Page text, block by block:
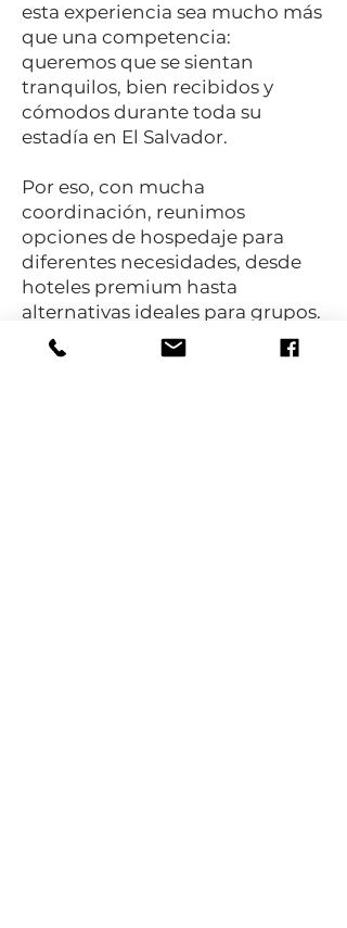
esta experiencia sea mucho más
que una competencia:
queremos que se sientan
tranquilos, bien recibidos y
cómodos durante toda su
estadía en El Salvador.
Por eso, con mucha
coordinación, reunimos
opciones de hospedaje para
diferentes necesidades, desde
hoteles premium hasta
alternativas ideales para grupos.
Nuestro objetivo es que cada
familia y delegación pueda